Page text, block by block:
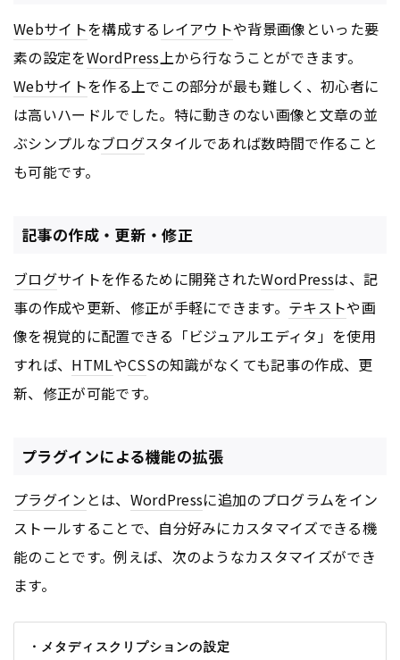
Webサイトを構成する レイアウトや背景画像といった要
素の設定をWordPress上から行なうことができます。
Webサイトを作る上でこの部分が最も難しく、初心者に
は高いハードルでした。特に動きのない画像と文章の並
ぶシンプルなブログスタイルであれば数時間で作ること
も可能です。
記事の作成・更新・修正
ブログサイトを作るために開発されたWordPressは、記
事の作成や更新、修正が手軽にできます。 テキストや画
像を視覚的に配置できる「ビジュアルエディタ」を使用
すれば、 HTMLやCSSの知識がなくても記事の作成、更
新、修正が可能です。
プラグインによる機能の拡張
プラグイン とは、 WordPressに追加のプログラムをイン
ストールすることで、自分好みにカスタマイズできる機
能のことです。例えば、次のようなカスタマイズができ
ます。
・メタディスクリプションの設定